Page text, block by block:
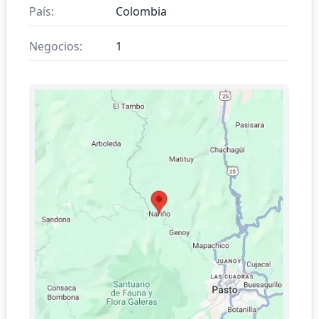
País: Colombia
Negocios: 1